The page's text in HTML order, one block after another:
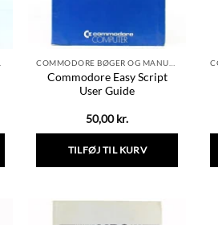
Commodore Easy Script
User Guide
50,00kr.
TILFØJ TIL KURV